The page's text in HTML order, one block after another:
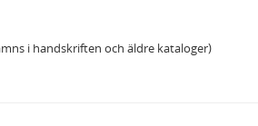
i handskriften och äldre kataloger)